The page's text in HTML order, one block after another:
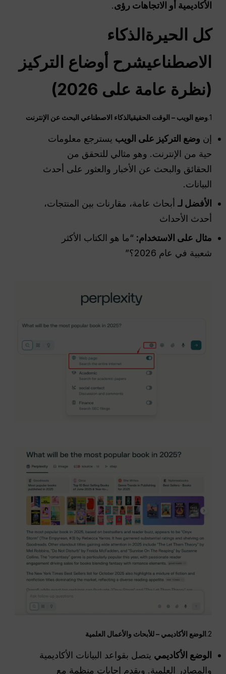
الأكاديمية أو الاتجاهاترؤى.
كل الحيرةالذكاء
الاصطناعيشرح أوضاع التركيز
(نظرة عامة على 2026)
1. وضع الويب – الوقت الحقيقيالذكاء الاصطناعي البحث عن الإنترنت
إن وضع التركيز على الويب يسترجع معلومات
حية من الإنترنت. وهو مثالي للتحقق من
الحقائق والبحث عن الأخبار والعثور على أحدث
البيانات.
الأفضل لـ أبحاث عامة، مقارنات بين المنتجات،
أحدث الأحداث
مثال على الاستخدام: “ما هو الكتاب الأكثر
شعبية في عام 2026؟”
2. الوضع الأكاديمي – للأبحاث والأعمال العلمية
الوضع الأكاديمي يتصل بقواعد البيانات الأكاديمية
والمصادر العلمية. ويقدم إجابات منظمة مع